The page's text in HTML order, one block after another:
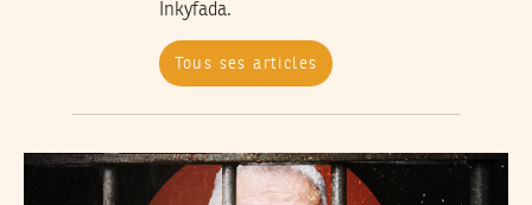
Inkyfada.
Tous ses articles